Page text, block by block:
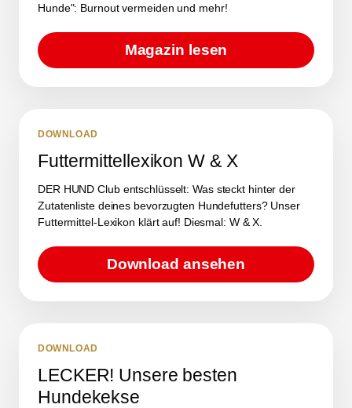
Hunde": Burnout vermeiden und mehr!
Magazin lesen
DOWNLOAD
Futtermittellexikon W & X
DER HUND Club entschlüsselt: Was steckt hinter der
Zutatenliste deines bevorzugten Hundefutters? Unser
Futtermittel-Lexikon klärt auf! Diesmal: W & X.
Download ansehen
DOWNLOAD
LECKER! Unsere besten
Hundekekse